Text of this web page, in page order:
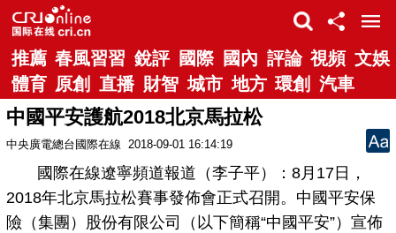
推薦 春風習習 銳評 國際 國內 評論 視頻 文娛
體育 原創 直播 財智 城市 地方 環創 汽車
中國平安護航2018北京馬拉松
中央廣電總台國際在線 2018-09-01 16:14:19
國際在線遼寧頻道報道（李子平）：8月17日，
2018年北京馬拉松賽事發佈會正式召開。中國平安保
險（集團）股份有限公司（以下簡稱“中國平安”）宣佈